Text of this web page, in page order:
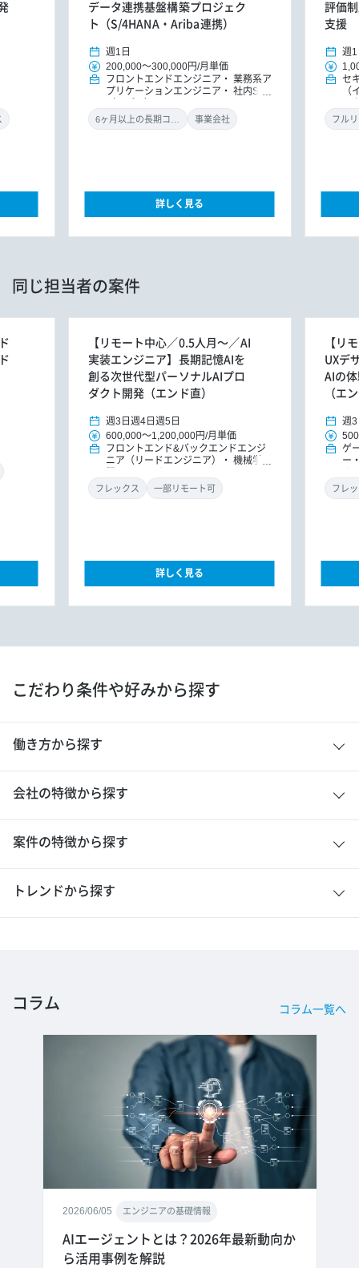
データ連携基盤構築プロジェク
ト（S/4HANA・Ariba連携）
週1日
200,000～300,000円/月単価
フロントエンドエンジニア
業務系ア
プリケーションエンジニア
社内SE
事業会社
詳しく見る
評価
支援
週1
セ
（
ン
フル
同じ担当者の案件
【リモート中心／0.5人月～／AI
実装エンジニア】長期記憶AIを
創る次世代型パーソナルAIプロ
ダクト開発（エンド直）
週3日 週4日 週5日
600,000～1,200,000円/月単価
フロントエンド&バックエンドエンジ
ニア（リードエンジニア）
機械学
フレックス 一部リモート可
詳しく見る
【リ
UXデ
AIの
（エ
週3
ゲ
ー
フレ
こだわり条件や好みから探す
働き方から探す
会社の特徴から探す
案件の特徴から探す
トレンドから探す
コラム コラム一覧へ
2026/06/05 エンジニアの基礎情報
AIエージェントとは？2026年最新動向か
ら活用事例を解説